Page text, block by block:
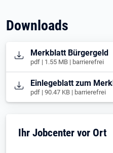
Downloads
Öffnet in neuem Tab
Merkblatt Bürgergeld
pdf | 1.55 MB | barrierefrei
Öffnet in neuem Tab
Einlegeblatt zum
pdf | 90.47 KB | barrierefrei
Ihr Jobcenter vor Ort